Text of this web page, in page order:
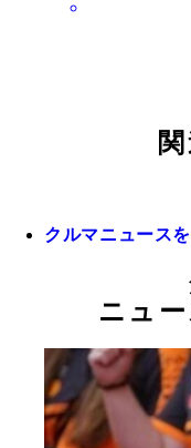
クルマニュース
ニュ